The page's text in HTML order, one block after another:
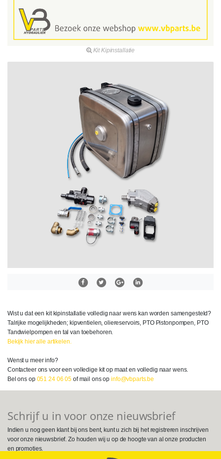
Wist u dat een kit kipinstallatie volledig naar wens kan worden samengesteld?
Talrijke mogelijkheden; kipventielen, oliereservoirs, PTO Pistonpompen, PTO
Tandwielpompen en tal van toebehoren.
Bekijk hier alle artikelen.
Wenst u meer info?
Contacteer ons voor een volledige kit op maat en volledig naar wens.
Bel ons op 051 24 06 05 of mail ons opinfo@vbparts.be
Kit Kipinstallatie
Schrijf u in voor onze nieuwsbrief
Indien u nog geen klant bij ons bent, kunt u zich bij het registreren inschrijven
voor onze nieuwsbrief. Zo houden wij u op de hoogte van al onze producten
en promoties.